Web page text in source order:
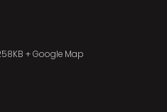
+ Google Map